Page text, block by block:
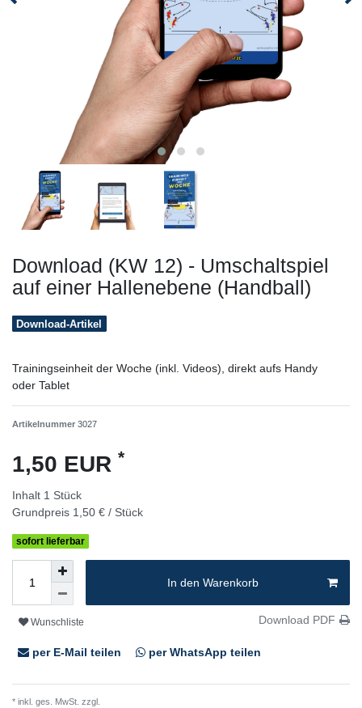
Download (KW 12) - Umschaltspiel
auf einer Hallenebene (Handball)
Download-Artikel
Trainingseinheit der Woche (inkl. Videos), direkt aufs Handy
oder Tablet
Artikelnummer 3027
1,50 EUR *
Inhalt 1 Stück
Grundpreis 1,50 € / Stück
sofort lieferbar
In den Warenkorb
Wunschliste Download PDF
per E-Mail teilen per WhatsApp teilen
* inkl. ges. MwSt. zzgl.